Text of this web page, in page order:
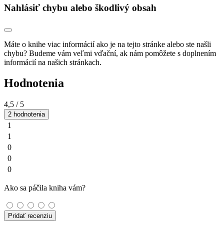
Nahlásiť chybu alebo škodlivý obsah
Máte o knihe viac informácií ako je na tejto stránke alebo ste našli
chybu? Budeme vám veľmi vďační, ak nám pomôžete s doplnením
informácií na našich stránkach.
Hodnotenia
4,5 / 5
2 hodnotenia
1
1
0
0
0
Ako sa páčila kniha vám?
Pridať recenziu